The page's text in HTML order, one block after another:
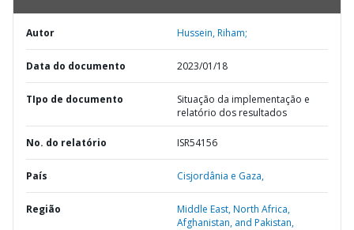
Autor Hussein, Riham;
Data do documento 2023/01/18
TIpo de documento
Situação da implementação e
relatório dos resultados
No. do relatório ISR54156
País Cisjordânia e Gaza,
Região
Middle East, North Africa,
Afghanistan, and Pakistan,